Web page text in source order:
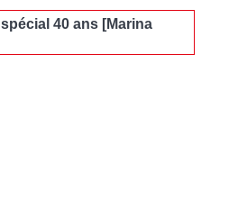
40 ans [Marina